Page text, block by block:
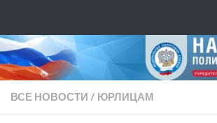
ВСЕ НОВОСТИ/ ЮРЛИЦАМ